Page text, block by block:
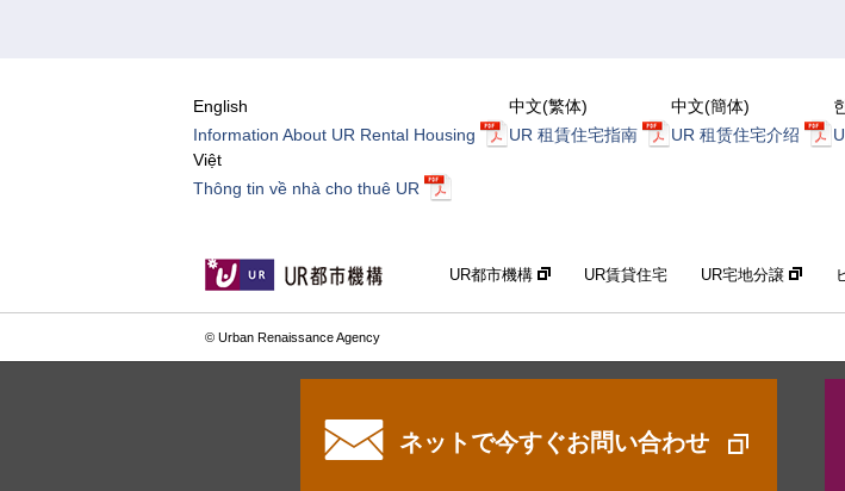
ネットで今すぐお問い合わせ
English
Information About UR Rental Housing
中文(繁体)
UR 租賃住宅指南
中文(簡体)
UR 租赁住宅介绍
Việt
Thông tin về nhà cho thuê UR
UR都市機構 UR賃貸住宅 UR宅地分譲
© Urban Renaissance Agency